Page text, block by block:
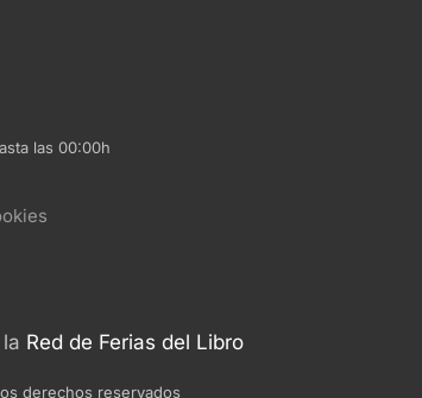
las 00:00h
Red de Ferias del Libro
derechos reservados